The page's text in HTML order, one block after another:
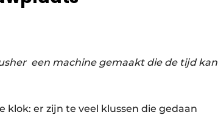
een machine gemaakt die de tijd kan
klok: er zijn te veel klussen die gedaan